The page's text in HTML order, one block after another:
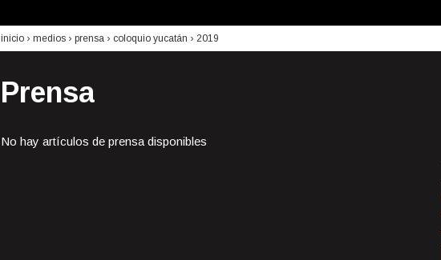
inicio › medios › prensa › coloquio yucatán › 2019
Prensa
No hay artículos de prensa disponibles